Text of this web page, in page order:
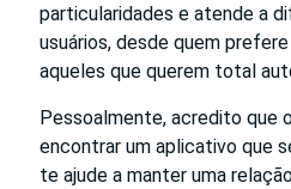
particularidades e atende a
usuários, desde quem
aqueles que querem total
Pessoalmente, acredito que
encontrar um aplicativo que
te ajude a manter uma